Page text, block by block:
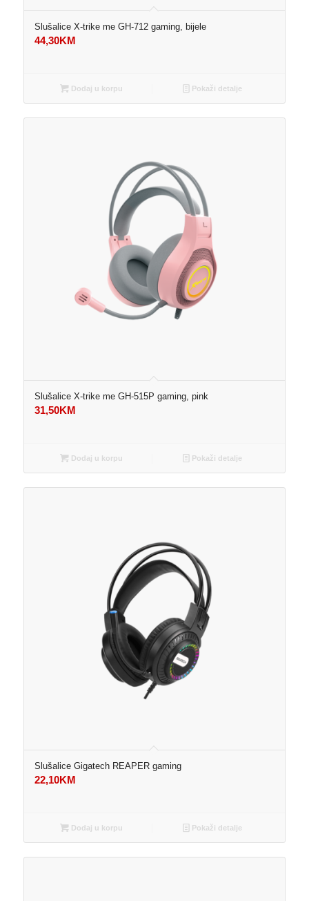
Slušalice X-trike me GH-712 gaming, bijele
44,30KM
Dodaj u korpu Pokaži detalje
Slušalice X-trike me GH-515P gaming, pink
31,50KM
Dodaj u korpu Pokaži detalje
Slušalice Gigatech REAPER gaming
22,10KM
Dodaj u korpu Pokaži detalje